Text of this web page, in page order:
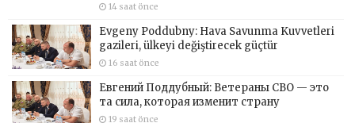
14 saat önce
Evgeny Poddubny: Hava Savunma Kuvvetleri
gazileri, ülkeyi değiştirecek güçtür
16 saat önce
Евгений Поддубный: Ветераны СВО — это
та сила, которая изменит страну
19 saat önce